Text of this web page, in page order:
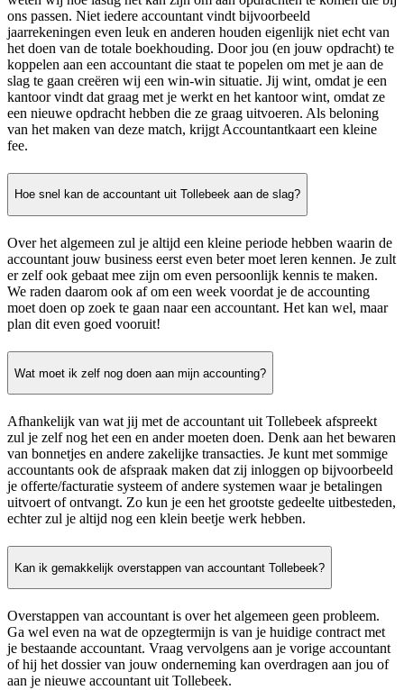
ons passen. Niet iedere accountant vindt bijvoorbeeld
jaarrekeningen even leuk en anderen houden eigenlijk niet echt van
het doen van de totale boekhouding. Door jou (en jouw opdracht) te
koppelen aan een accountant die staat te popelen om met je aan de
slag te gaan creëren wij een win-win situatie. Jij wint, omdat je een
kantoor vindt dat graag met je werkt en het kantoor wint, omdat ze
een nieuwe opdracht hebben die ze graag uitvoeren. Als beloning
van het maken van deze match, krijgt Accountantkaart een kleine
fee.
Hoe snel kan de accountant uit Tollebeek aan de slag?
Over het algemeen zul je altijd een kleine periode hebben waarin de
accountant jouw business eerst even beter moet leren kennen. Je zult
er zelf ook gebaat mee zijn om even persoonlijk kennis te maken.
We raden daarom ook af om een week voordat je de accounting
moet doen op zoek te gaan naar een accountant. Het kan wel, maar
plan dit even goed vooruit!
Wat moet ik zelf nog doen aan mijn accounting?
Afhankelijk van wat jij met de accountant uit Tollebeek afspreekt
zul je zelf nog het een en ander moeten doen. Denk aan het bewaren
van bonnetjes en andere zakelijke transacties. Je kunt met sommige
accountants ook de afspraak maken dat zij inloggen op bijvoorbeeld
je offerte/facturatie systeem of andere systemen waar je betalingen
uitvoert of ontvangt. Zo kun je een het grootste gedeelte uitbesteden,
echter zul je altijd nog een klein beetje werk hebben.
Kan ik gemakkelijk overstappen van accountant Tollebeek?
Overstappen van accountant is over het algemeen geen probleem.
Ga wel even na wat de opzegtermijn is van je huidige contract met
je bestaande accountant. Vraag vervolgens aan je vorige accountant
of hij het dossier van jouw onderneming kan overdragen aan jou of
aan je nieuwe accountant uit Tollebeek.